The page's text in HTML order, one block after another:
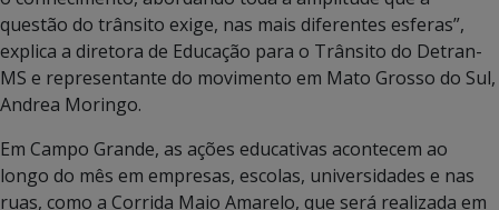
questão do trânsito exige, nas mais diferentes esferas”,
explica a diretora de Educação para o Trânsito do Detran-
MS e representante do movimento em Mato Grosso do Sul,
Andrea Moringo.
Em Campo Grande, as ações educativas acontecem ao
longo do mês em empresas, escolas, universidades e nas
ruas, como a Corrida Maio Amarelo, que será realizada em